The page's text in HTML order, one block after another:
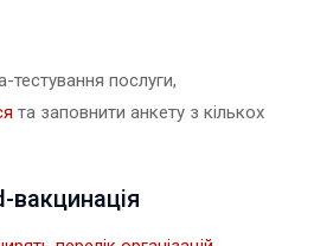
послуги,
та заповнити анкету з кількох
вакцинація